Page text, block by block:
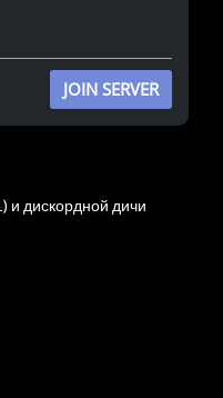
JOIN SERVER
и дискордной дичи